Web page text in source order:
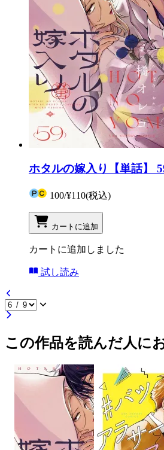
ホタルの嫁入り【単話】
100/¥110(税込)
カートに追加
カートに追加しました
試し読み
この作品を読んだ人に